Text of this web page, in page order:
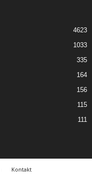
4623
1033
335
164
156
115
111
Kontakt